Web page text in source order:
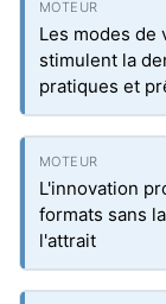
Les modes de
stimulent la
pratiques et
L'innovation
formats sans
l'attrait